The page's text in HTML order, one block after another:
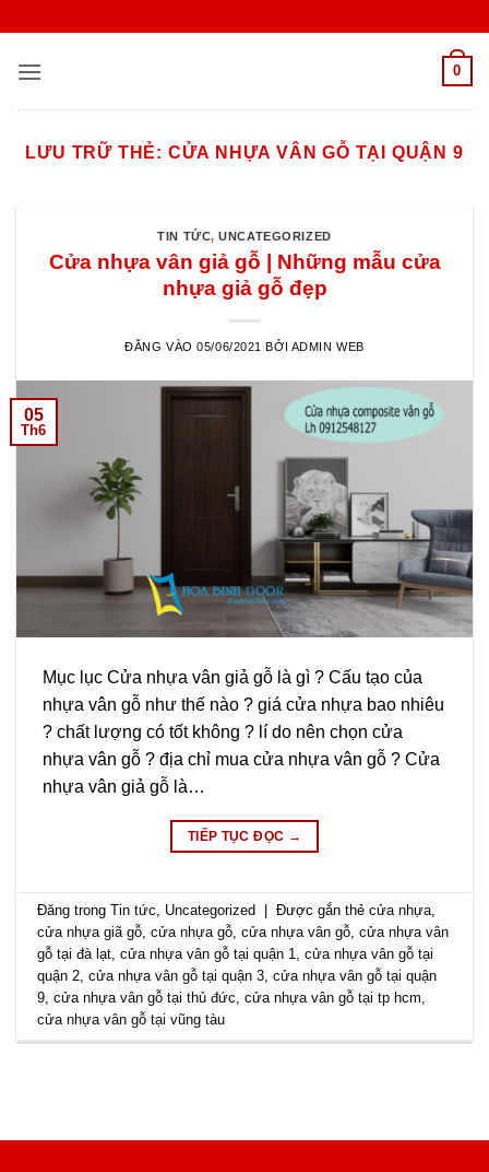
nội
0
LƯU TRỮ THẺ: CỬA NHỰA VÂN GỖ TẠI QUẬN 9
TIN TỨC,UNCATEGORIZED
Cửa nhựa vân giả gỗ | Những mẫu cửa
nhựa giả gỗ đẹp
ĐĂNG VÀO05/06/2021 BỞI ADMIN WEB
05
Th6
Mục lục Cửa nhựa vân giả gỗ là gì ? Cấu tạo của
nhựa vân gỗ như thế nào ? giá cửa nhựa bao nhiêu
? chất lượng có tốt không ? lí do nên chọn cửa
nhựa vân gỗ ? địa chỉ mua cửa nhựa vân gỗ ? Cửa
nhựa vân giả gỗ là…
TIẾP TỤC ĐỌC →
Đăng trongTin tức, Uncategorized Được gắn thẻcửa nhựa,
cửa nhựa giã gỗ,cửa nhựa gỗ,cửa nhựa vân gỗ,cửa nhựa vân
gỗ tại đà lạt,cửa nhựa vân gỗ tại quận 1,cửa nhựa vân gỗ tại
quận 2,cửa nhựa vân gỗ tại quận 3,cửa nhựa vân gỗ tại quận
9,cửa nhựa vân gỗ tại thủ đức,cửa nhựa vân gỗ tại tp hcm,
cửa nhựa vân gỗ tại vũng tàu